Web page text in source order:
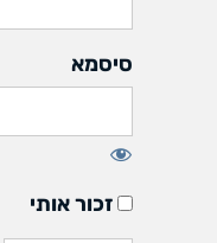
סיסמא
זכור אותי